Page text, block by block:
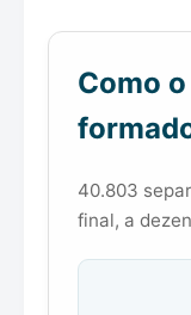
Como
40.803
final, a